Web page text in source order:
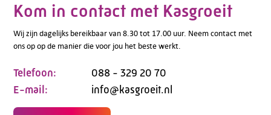
Kom in contact met Kasgroeit
Wij zijn dagelijks bereikbaar van 8.30 tot 17.00 uur. Neem contact met
ons op op de manier die voor jou het beste werkt.
Telefoon:
088 - 329 20 70
E-mail:
info@kasgroeit.nl